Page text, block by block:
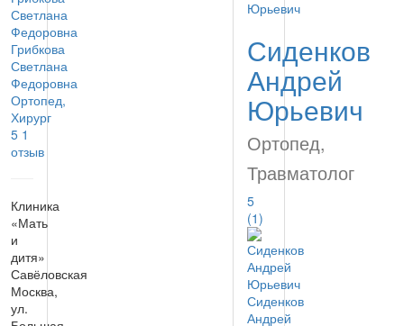
Грибкова
Светлана
Федоровна
Ортопед,
Хирург
5 1
отзыв
Клиника
«Мать
и
дитя»
Савёловская
Москва,
ул.
Сиденков
Андрей
Юрьевич
Ортопед,
Травматолог
5
(1)
Сиденков
Андрей